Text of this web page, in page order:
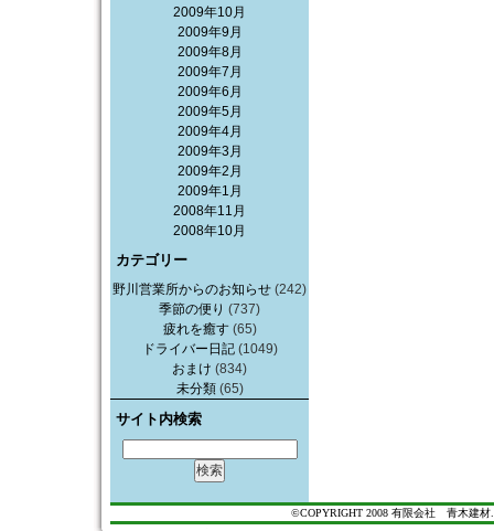
2009年10月
2009年9月
2009年8月
2009年7月
2009年6月
2009年5月
2009年4月
2009年3月
2009年2月
2009年1月
2008年11月
2008年10月
カテゴリー
野川営業所からのお知らせ (242)
季節の便り (737)
疲れを癒す(65)
ドライバー日記(1049)
おまけ (834)
未分類(65)
サイト内検索
©COPYRIGHT 2008 有限会社 青木建材.